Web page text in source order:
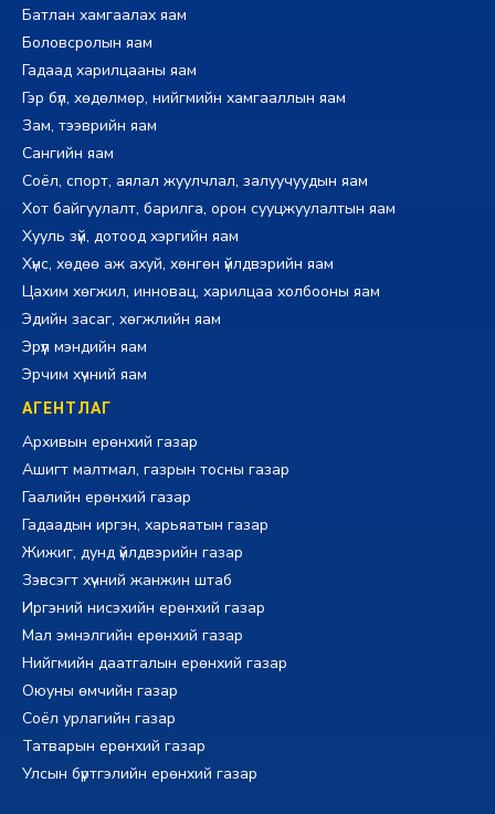
Батлан хамгаалах яам
Боловсролын яам
Гадаад харилцааны яам
Гэр бүл, хөдөлмөр, нийгмийн хамгааллын яам
Зам, тээврийн яам
Сангийн яам
Соёл, спорт, аялал жуулчлал, залуучуудын яам
Хот байгуулалт, барилга, орон сууцжуулалтын яам
Хууль зүй, дотоод хэргийн яам
Хүнс, хөдөө аж ахуй, хөнгөн үйлдвэрийн яам
Цахим хөгжил, инновац, харилцаа холбооны яам
Эдийн засаг, хөгжлийн яам
Эрүүл мэндийн яам
Эрчим хүчний яам
АГЕНТЛАГ
Архивын ерөнхий газар
Ашигт малтмал, газрын тосны газар
Гаалийн ерөнхий газар
Гадаадын иргэн, харьяатын газар
Жижиг, дунд үйлдвэрийн газар
Зэвсэгт хүчний жанжин штаб
Иргэний нисэхийн ерөнхий газар
Мал эмнэлгийн ерөнхий газар
Нийгмийн даатгалын ерөнхий газар
Оюуны өмчийн газар
Соёл урлагийн газар
Татварын ерөнхий газар
Улсын бүртгэлийн ерөнхий газар